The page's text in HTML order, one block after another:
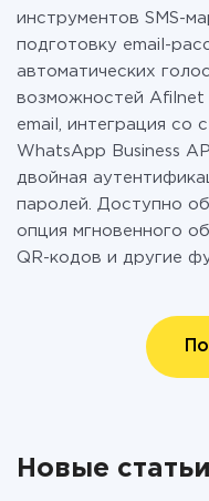
инструментов SMS-
подготовку email-
автоматических
возможностей Afilnet
email, интеграция со
WhatsApp Business
двойная
паролей. Доступно
опция мгновенного
QR-кодов и другие
Новые